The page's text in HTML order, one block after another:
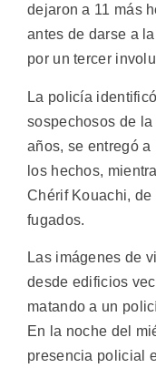
dejaron a 11 más
antes de darse a
por un tercer
La policía
sospechosos de
años, se entregó
los hechos,
Chérif Kouachi, de
fugados.
Las imágenes de
desde edificios
matando a un
En la noche del
presencia policial